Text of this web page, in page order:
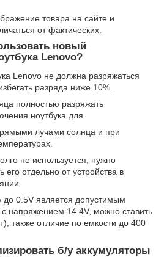
товара на сайте и
от фактических.
новый
Lenovo?
Lenovo не должна разряжаться
разряда ниже 10%.
полностью разряжать
ноутбука для.
лучами солнца и при
не используется, нужно
его отдельно от устройства в
0.5V является допустимым
напряжением 14.4V, можно ставить
также отличие по емкости до 400
б/у аккумуляторы